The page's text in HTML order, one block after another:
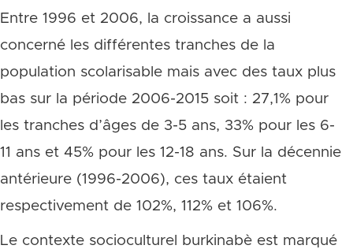
Entre 1996 et 2006, la croissance a aussi
concerné les différentes tranches de la
population scolarisable mais avec des taux plus
bas sur la période 2006-2015 soit : 27,1% pour
les tranches d’âges de 3-5 ans, 33% pour les 6-
11 ans et 45% pour les 12-18 ans. Sur la décennie
antérieure (1996-2006), ces taux étaient
respectivement de 102%, 112% et 106%.
Le contexte socioculturel burkinabè est marqué